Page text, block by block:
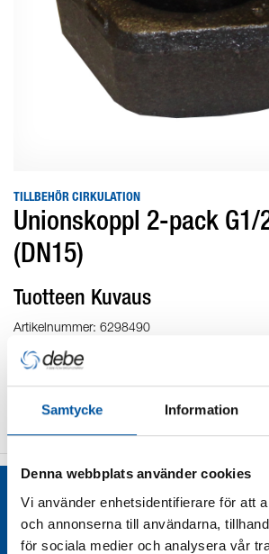
Samtycke Information
Denna webbplats använder cookies
Vi använder enhetsidentifierare för att
och annonserna till användarna,
för sociala medier och analysera vår
TILLBEHÖR CIRKULATION
Unionskoppl 2-pack G1/
(DN15)
Tuotteen Kuvaus
Artikelnummer: 6298490
Unionskoppling för anslutning av 15-pump i
Liknande produkter